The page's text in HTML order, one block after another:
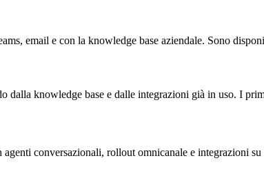
email e con la knowledge base aziendale. Sono
knowledge base e dalle integrazioni già in uso. I
conversazionali, rollout omnicanale e integrazioni su